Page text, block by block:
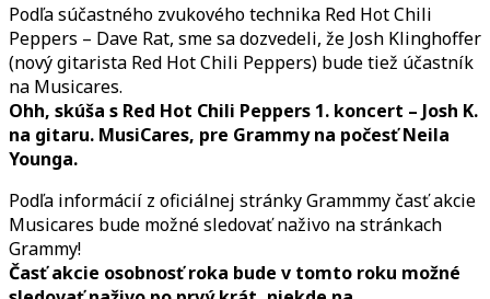
Podľa súčastného zvukového technika Red Hot Chili
Peppers – Dave Rat, sme sa dozvedeli, že Josh Klinghoffer
(nový gitarista Red Hot Chili Peppers) bude tiež účastník
na Musicares.
Ohh, skúša s Red Hot Chili Peppers 1. koncert – Josh K.
na gitaru. MusiCares, pre Grammy na počesť Neila
Younga.
Podľa informácií z oficiálnej stránky Grammmy časť akcie
Musicares bude možné sledovať naživo na stránkach
Grammy!
Časť akcie osobnosť roka bude v tomto roku možné